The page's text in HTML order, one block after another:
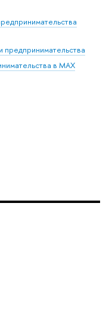
предпринимательства
в MAX